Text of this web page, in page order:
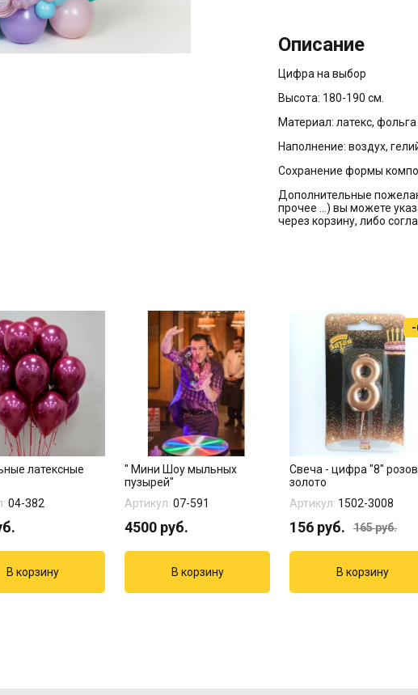
Описание
Цифра на выбор
Высота: 180-190 см.
Материал: латекс, фольга
Наполнение: воздух,
Сохранение формы
Дополнительные
прочее …) вы можете
через корзину, либо
латексные
04-382
" Мини Шоу мыльных
пузырей"
Артикул: 07-591
4500 руб.
-
Свеча - цифра "8"
золото
Артикул: 1502-3008
156 руб. 165руб.